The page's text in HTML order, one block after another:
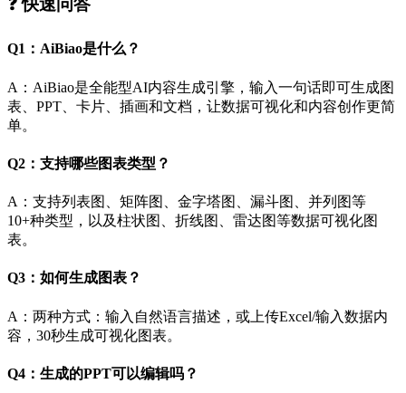
❓ 快速问答
Q1：AiBiao是什么？
A：AiBiao是全能型AI内容生成引擎，输入一句话即可生成图
表、PPT、卡片、插画和文档，让数据可视化和内容创作更简
单。
Q2：支持哪些图表类型？
A：支持列表图、矩阵图、金字塔图、漏斗图、并列图等
10+种类型，以及柱状图、折线图、雷达图等数据可视化图
表。
Q3：如何生成图表？
A：两种方式：输入自然语言描述，或上传Excel/输入数据内
容，30秒生成可视化图表。
Q4：生成的PPT可以编辑吗？